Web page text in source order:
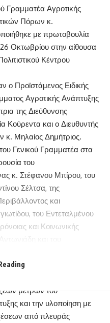
Γραμματέα Αγροτικής
Πόρων κ.
με πρωτοβουλία
Οκτωβρίου στην αίθουσα
Κέντρου
ο Προϊστάμενος Ειδικής
Αγροτικής Ανάπτυξης
της Διεύθυνσης
Κούρεντα και ο Διευθυντής
κ. Μηλαίος Δημήτριος.
Γενικού Γραμματέα στα
του
κ. Στέφανου Μπίρου, του
Σέλτσα, της
και
του Εντεταλμένου
και Κοινωνικής
την Π.Ε. Φλώρινας για την
μέτρων του
και την υλοποίηση με
από πλευράς